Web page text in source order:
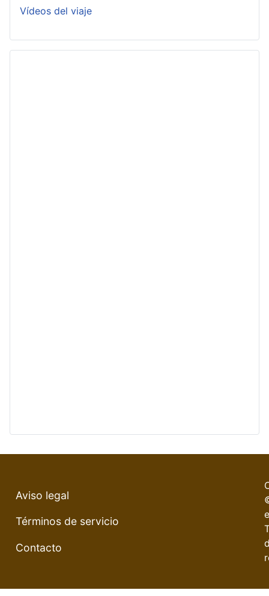
Vídeos del viaje
Aviso legal
Términos de servicio
Contacto